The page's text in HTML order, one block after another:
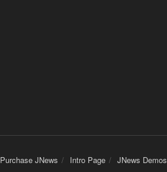
Purchase JNews Intro Page JNews Demos